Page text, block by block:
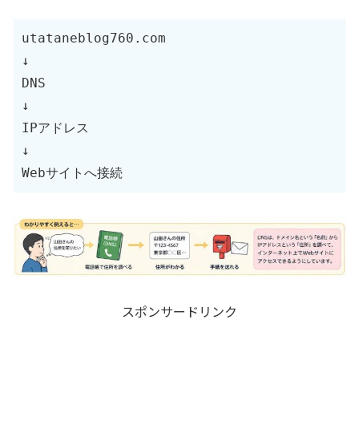
utataneblog760.com
↓
DNS
↓
IPアドレス
↓
Webサイトへ接続
スポンサードリンク